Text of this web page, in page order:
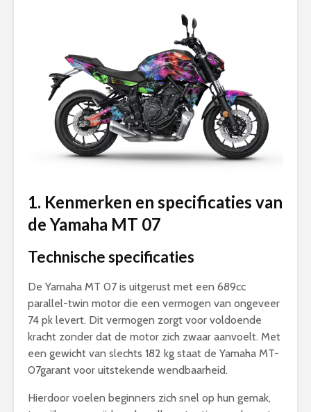
1. Kenmerken en specificaties van
de Yamaha MT 07
Technische specificaties
De Yamaha MT 07 is uitgerust met een 689cc
parallel-twin motor die een vermogen van ongeveer
74 pk levert. Dit vermogen zorgt voor voldoende
kracht zonder dat de motor zich zwaar aanvoelt. Met
een gewicht van slechts 182 kg staat de Yamaha MT-
07garant voor uitstekende wendbaarheid.
Hierdoor voelen beginners zich snel op hun gemak,